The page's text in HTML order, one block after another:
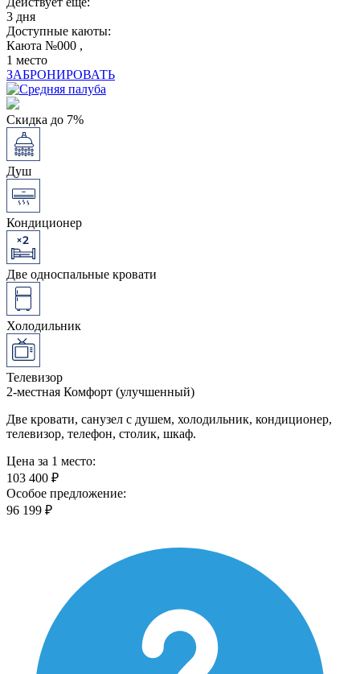
3 дня
Доступные каюты:
Каюта №000 ,
1 место
ЗАБРОНИРОВАТЬ
Скидка до 7%
Душ
Кондиционер
Две односпальные кровати
Холодильник
Телевизор
2-местная Комфорт (улучшенный)
Две кровати, санузел с душем, холодильник, кондиционер,
телевизор, телефон, столик, шкаф.
Цена за 1 место:
103 400 ₽
Особое предложение:
96 199 ₽